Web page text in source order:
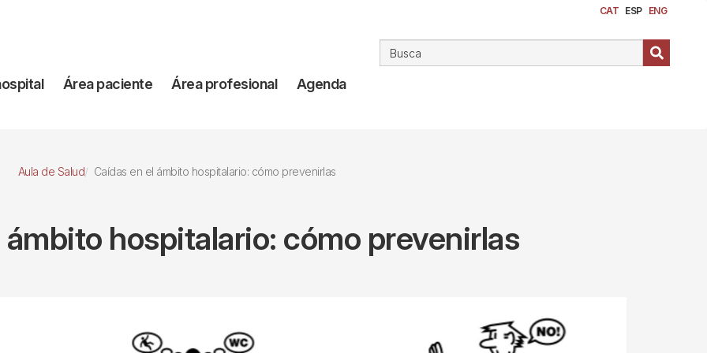
CAT ESP ENG
Área paciente Área profesional Agenda
Aula de Salud Caídas en el ámbito hospitalario: cómo prevenirlas
ámbito hospitalario: cómo prevenirlas